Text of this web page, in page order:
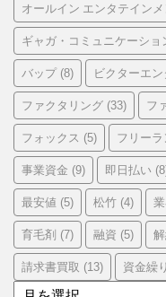
オールイン エンタテインメ
ギャガ・コミュニケーショ
バップ(8) ビクターエ
ファクタリング (33) フ
フォックス (5) フリーラ
事業資金 (9) 即日払い
最安値 (5) 松竹 (4)
育毛剤 (7) 融資 (5)
請求書買取 (13) 資金繰り
ア